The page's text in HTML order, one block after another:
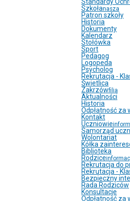
Szkołanasza
Patron szkoły
Historia
Dokumenty
Kalendarz
Stołówka
Sport
Pedagog
Logopeda
Psycholog
Rekrutacja -
Świetlica
Zakrzówfilia
Aktualności
Historia
Odpłatność za
Kontakt
Uczniowie
Samorząd
Wolontariat
Kółka
Biblioteka
Rodzice
Rekrutacja do
Rekrutacja - Klas
Bezpieczny
Rada Rodziców
Konsultacje
Odpłatność za